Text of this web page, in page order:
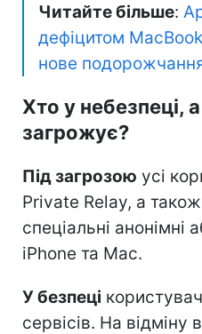
Читайте більше:
дефіцитом
нове
Хто у небезпеці,
загрожує?
Під загрозою усі
Private Relay, а також
спеціальні анонімні
iPhone та Mac.
У безпеці
сервісів. На відміну